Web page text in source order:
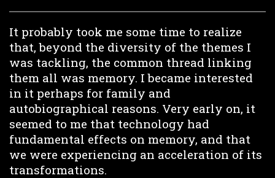
It probably took me some time to realize
that, beyond the diversity of the themes I
was tackling, the common thread linking
them all was memory. I became interested
in it perhaps for family and
autobiographical reasons. Very early on, it
seemed to me that technology had
fundamental effects on memory, and that
we were experiencing an acceleration of its
transformations.